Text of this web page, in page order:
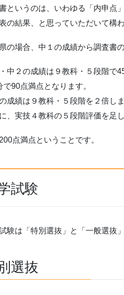
というのは、いわゆる「内申点」
の結果、と思っていただいて構
の場合、中１の成績から調査書
中２の成績は９教科・５段階で
で90点満点となります。
成績は９教科・５段階を２倍しま
、実技４教科の５段階評価を足
点満点ということです。
試験
験は「特別選抜」と「一般選抜
選抜